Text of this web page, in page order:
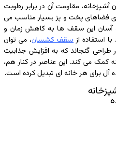
مقاومت آن در برابر رطوبت
فضاهای پخت و پز بسیار مناسب می‌
آسان این سقف‌ ها به کاهش زمان و
استفاده ازسقف کشسان، می‌ توان
طراحی گنجاند که به افزایش جذابیت
کمک می‌ کند. این عناصر در کنار هم،
برای هر خانه‌ ای تبدیل کرده است.